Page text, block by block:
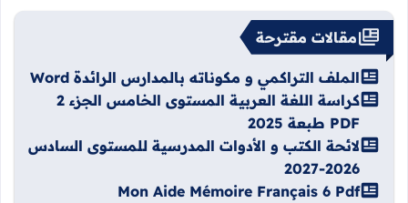
مقالات مقترحة
الملف التراكمي و مكوناته بالمدارس الرائدة Word
كراسة اللغة العربية المستوى الخامس الجزء 2
PDF طبعة 2025
لائحة الكتب و الأدوات المدرسية للمستوى السادس
2026-2027
Mon Aide Mémoire Français 6 Pdf